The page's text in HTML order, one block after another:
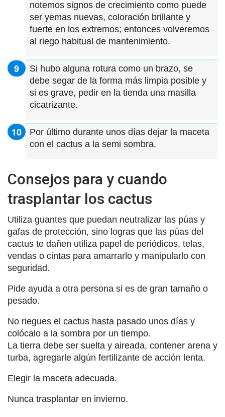
notemos signos de crecimiento como puede
ser yemas nuevas, coloración brillante y
fuerte en los extremos; entonces volveremos
al riego habitual de mantenimiento.
Si hubo alguna rotura como un brazo, se
debe segar de la forma más limpia posible y
si es grave, pedir en la tienda una masilla
cicatrizante.
Por último durante unos días dejar la maceta
con el cactus a la semi sombra.
Consejos para y cuando
trasplantar los cactus
Utiliza guantes que puedan neutralizar las púas y
gafas de protección, sino logras que las púas del
cactus te dañen utiliza papel de periódicos, telas,
vendas o cintas para amarrarlo y manipularlo con
seguridad.
Pide ayuda a otra persona si es de gran tamaño o
pesado.
No riegues el cactus hasta pasado unos días y
colócalo a la sombra por un tiempo.
La tierra debe ser suelta y aireada, contener arena y
turba, agregarle algún fertilizante de acción lenta.
Elegir la maceta adecuada.
Nunca trasplantar en invierno.